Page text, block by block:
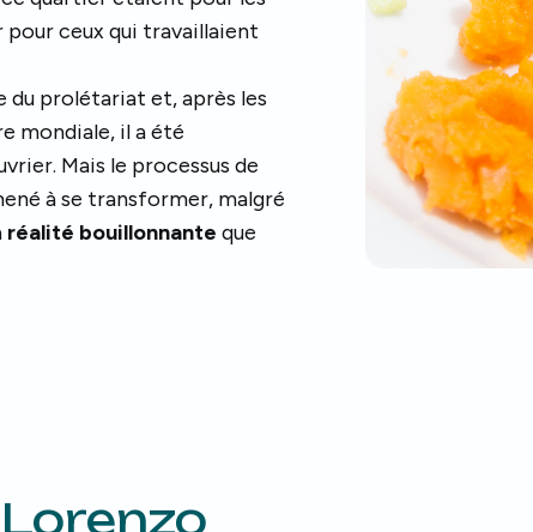
ceux qui travaillaient
du prolétariat et, après les
mondiale, il a été
Mais le processus de
à se transformer, malgré
réalité bouillonnante que